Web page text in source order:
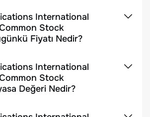
International
Stock
Fiyatı Nedir?
International
Stock
Değeri Nedir?